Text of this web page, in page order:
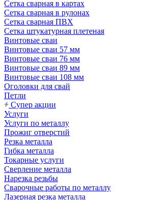
Сетка сварная в картах
Сетка сварная в рулонах
Сетка сварная ПВХ
Сетка штукатурная плетеная
Винтовые сваи
Винтовые сваи 57 мм
Винтовые сваи 76 мм
Винтовые сваи 89 мм
Винтовые сваи 108 мм
Оголовки для свай
Петли
Супер акции
Услуги
Услуги по металлу
Прожиг отверстий
Резка металла
Гибка металла
Токарные услуги
Сверление металла
Нарезка резьбы
Сварочные работы по металлу
Лазерная резка металла